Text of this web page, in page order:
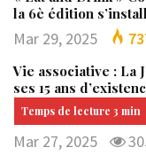
la 6è édition
Mar 29, 2025
Vie associative : La
ses 15 ans
Mar 27, 2025